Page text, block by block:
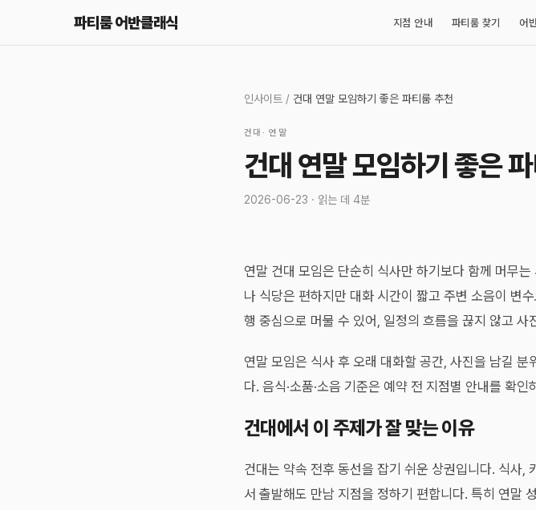
파티룸 어반클래식 지점 안내 파티룸 찾기 어
인사이트 / 건대 연말 모임하기 좋은 파티룸 추천
건대 ·연말
건대 연말 모임하기 좋은
2026-06-23 · 읽는 데 4분
연말 건대 모임은 단순히 식사만 하기보다 함께 머무
나 식당은 편하지만 대화 시간이 짧고 주변 소음이 변
행 중심으로 머물 수 있어, 일정의 흐름을 끊지 않고 사
연말 모임은 식사 후 오래 대화할 공간, 사진을 남길
다. 음식·소품·소음 기준은 예약 전 지점별 안내를 확인
건대에서 이 주제가 잘 맞는 이유
건대는 약속 전후 동선을 잡기 쉬운 상권입니다. 식사,
서 출발해도 만남 지점을 정하기 편합니다. 특히 연말